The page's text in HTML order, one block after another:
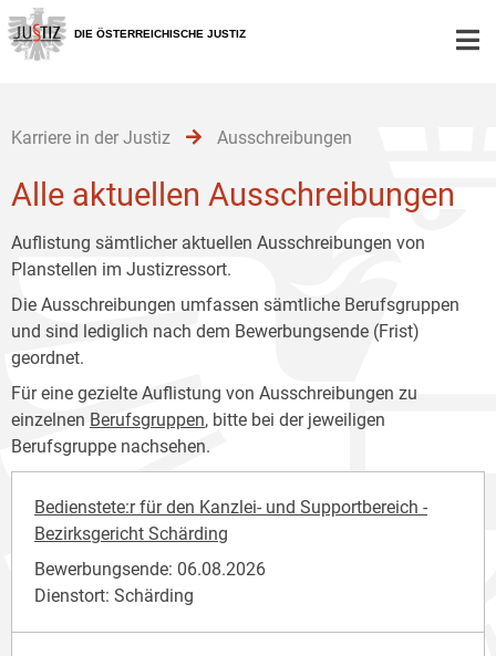
Zur
Hauptnavigation
[1]
Zum
Inhalt
[2]
Zum
Untermenü
[3]
DIE ÖSTERREICHISCHE JUSTIZ
Karriere in der Justiz Ausschreibungen
Alle aktuellen Ausschreibungen
Auflistung sämtlicher aktuellen Ausschreibungen von
Planstellen im Justizressort.
Die Ausschreibungen umfassen sämtliche Berufsgruppen
und sind lediglich nach dem Bewerbungsende (Frist)
geordnet.
Für eine gezielte Auflistung von Ausschreibungen zu
einzelnen Berufsgruppen, bitte bei der jeweiligen
Berufsgruppe nachsehen.
Bedienstete:r für den Kanzlei- und Supportbereich -
Bezirksgericht Schärding
Bewerbungsende: 06.08.2026
Dienstort: Schärding